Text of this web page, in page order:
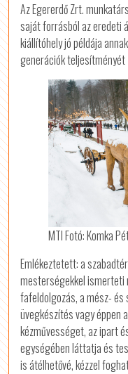
Az Egererdő Zrt.
saját forrásból az eredeti
kiállítóhely jó példája
generációk
MTI Fotó: Komka
Emlékeztetett: a
mesterségekkel ismerteti
fafeldolgozás, a mész-
üvegkészítés vagy éppen
kézművességet, az ipart
egységében láttatja és
is átélhetővé, kézzel